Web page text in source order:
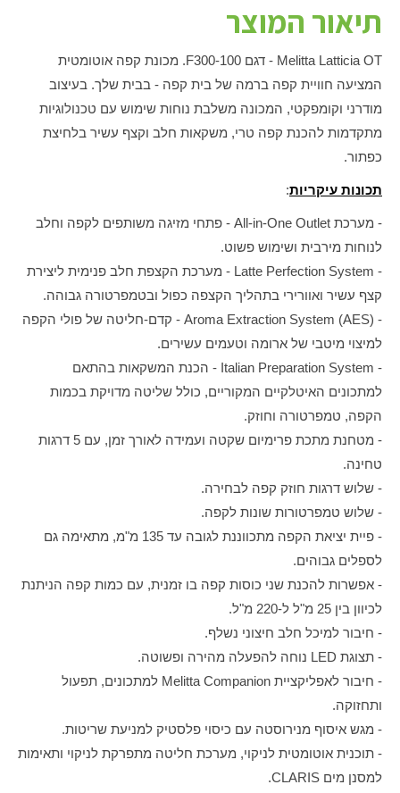
תיאור המוצר
Melitta Latticia OT - דגם F300-100. מכונת קפה אוטומטית
המציעה חוויית קפה ברמה של בית קפה - בבית שלך. בעיצוב
מודרני וקומפקטי, המכונה משלבת נוחות שימוש עם טכנולוגיות
מתקדמות להכנת קפה טרי, משקאות חלב וקצף עשיר בלחיצת
כפתור.
תכונות עיקריות:
- מערכת All-in-One Outlet - פתחי מזיגה משותפים לקפה וחלב
לנוחות מירבית ושימוש פשוט.
- Latte Perfection System - מערכת הקצפת חלב פנימית ליצירת
קצף עשיר ואוורירי בתהליך הקצפה כפול ובטמפרטורה גבוהה.
- Aroma Extraction System (AES) - קדם-חליטה של פולי הקפה
למיצוי מיטבי של ארומה וטעמים עשירים.
- Italian Preparation System - הכנת המשקאות בהתאם
למתכונים האיטלקיים המקוריים, כולל שליטה מדויקת בכמות
הקפה, טמפרטורה וחוזק.
- מטחנת מתכת פרימיום שקטה ועמידה לאורך זמן, עם 5 דרגות
טחינה.
- שלוש דרגות חוזק קפה לבחירה.
- שלוש טמפרטורות שונות לקפה.
- פיית יציאת הקפה מתכווננת לגובה עד 135 מ"מ, מתאימה גם
לספלים גבוהים.
- אפשרות להכנת שני כוסות קפה בו זמנית, עם כמות קפה הניתנת
לכיוון בין 25 מ"ל ל-220 מ"ל.
- חיבור למיכל חלב חיצוני נשלף.
- תצוגת LED נוחה להפעלה מהירה ופשוטה.
- חיבור לאפליקציית Melitta Companion למתכונים, תפעול
ותחזוקה.
- מגש איסוף מנירוסטה עם כיסוי פלסטיק למניעת שריטות.
- תוכנית אוטומטית לניקוי, מערכת חליטה מתפרקת לניקוי ותאימות
למסנן מים CLARIS.